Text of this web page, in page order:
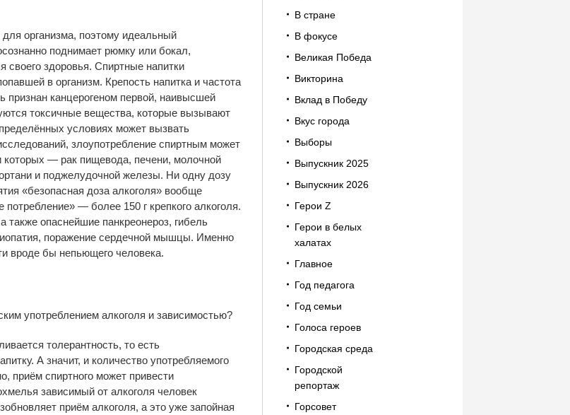
организма, поэтому идеальный
поднимает рюмку или бокал,
своего здоровья. Спиртные напитки
в организм. Крепость напитка и частота
признан канцерогеном первой, наивысшей
токсичные вещества, которые вызывают
условиях может вызвать
злоупотребление спиртным может
которых — рак пищевода, печени, молочной
и поджелудочной железы. Ни одну дозу
«безопасная доза алкоголя» вообще
потребление» — более 150 г крепкого алкоголя.
также опаснейшие панкреонероз, гибель
поражение сердечной мышцы. Именно
вроде бы непьющего человека.
употреблением алкоголя и зависимостью?
толерантность, то есть
А значит, и количество употребляемого
приём спиртного может привести
зависимый от алкоголя человек
приём алкоголя, а это уже запойная
В стране
В фокусе
Великая Победа
Викторина
Вклад в Победу
Вкус города
Выборы
Выпускник 2025
Выпускник 2026
Герои Z
Герои в белых
халатах
Главное
Год педагога
Год семьи
Голоса героев
Городская среда
Городской
репортаж
Горсовет